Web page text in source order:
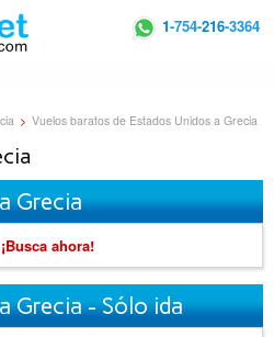
1-754-216-3364
> Vuelos baratos de Estados Unidos a Grecia
Grecia
¡Busca ahora!
Grecia - Sólo ida